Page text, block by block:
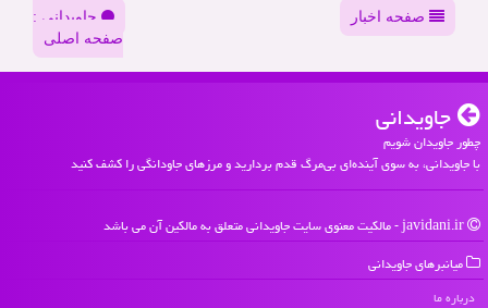
صفحه اخبار
جاویدانی :
صفحه اصلی
جاویدانی
چطور جاویدان شویم
با جاویدانی، به سوی آینده‌ای بی‌مرگ قدم بردارید و مرزهای جاودانگی را کشف کنید
میانبرهای جاویدانی
درباره ما